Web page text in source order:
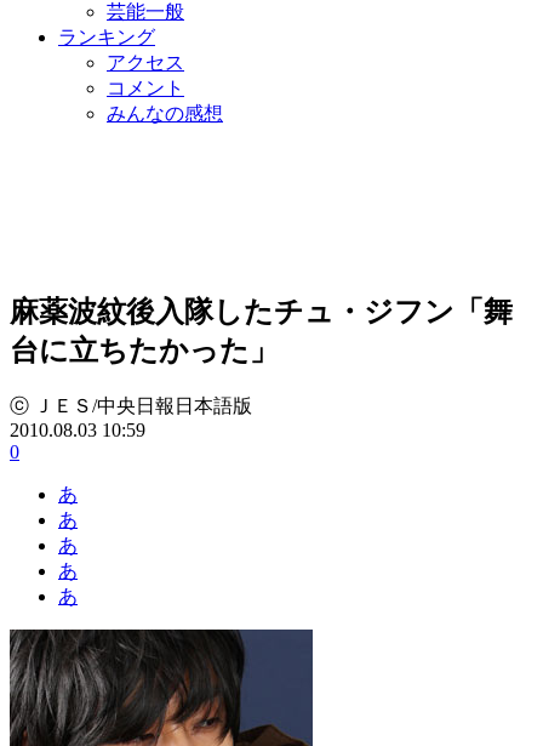
芸能一般
ランキング
アクセス
コメント
みんなの感想
麻薬波紋後入隊したチュ・ジフン「舞
台に立ちたかった」
ⓒ ＪＥＳ/中央日報日本語版
2010.08.03 10:59
0
あ
あ
あ
あ
あ